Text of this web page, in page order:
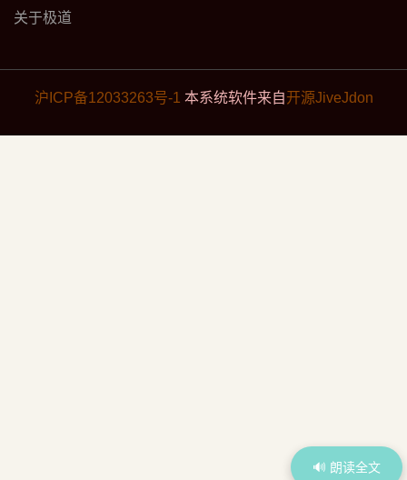
关于极道
沪ICP备12033263号-1 本系统软件来自开源JiveJdon
🔊 朗读全文